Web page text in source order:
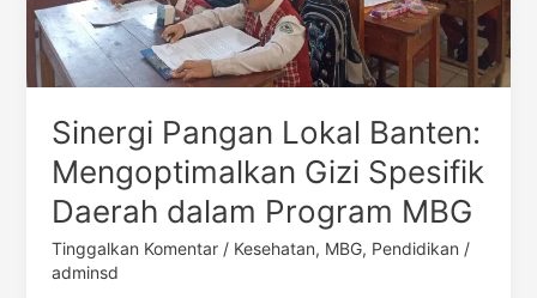
Sinergi Pangan Lokal Banten:
Mengoptimalkan Gizi Spesifik
Daerah dalam Program MBG
Tinggalkan Komentar / Kesehatan, MBG, Pendidikan /
adminsd
MBG